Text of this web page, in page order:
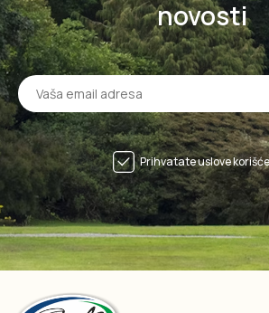
novosti
Prihvatate uslove